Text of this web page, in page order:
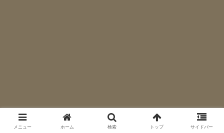
メニュー ホーム 検索 トップ サイドバー